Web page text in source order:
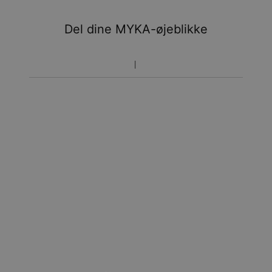
Du vil ikke blive opkrævet yderligere afgifter.
Vær opmærksom på at tidsperioden nævnt ovenfor er
Del dine MYKA-øjeblikke